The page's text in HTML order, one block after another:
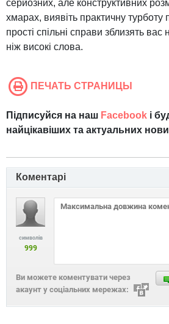
серйозних, але конструктивних
хмарах, виявіть практичну
прості спільні справи зблизять вас
ніж високі слова.
ПЕЧАТЬ СТРАНИЦЫ
Підписуйся на наш Facebook і
найцікавіших та актуальних
Коментарі
символів
999
Ви можете коментувати через
акаунт у соціальних мережах: